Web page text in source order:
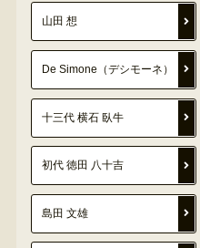
山田 想
De Simone（デシモーネ）
十三代 横石 臥牛
初代 徳田 八十吉
島田 文雄